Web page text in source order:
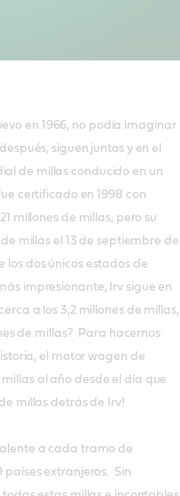
en 1966, no podía imaginar
siguen juntos y en el
de millas conducido en un
certificado en 1998 con
millones de millas, pero su
millas el 13 de septiembre de
los dos únicos estados de
impresionante, Irv sigue en
a los 3,2 millones de millas,
de millas? Para hacernos
el motor wagen de
al año desde el día que
millas detrás de Irv!
a cada tramo de
países extranjeros. Sin